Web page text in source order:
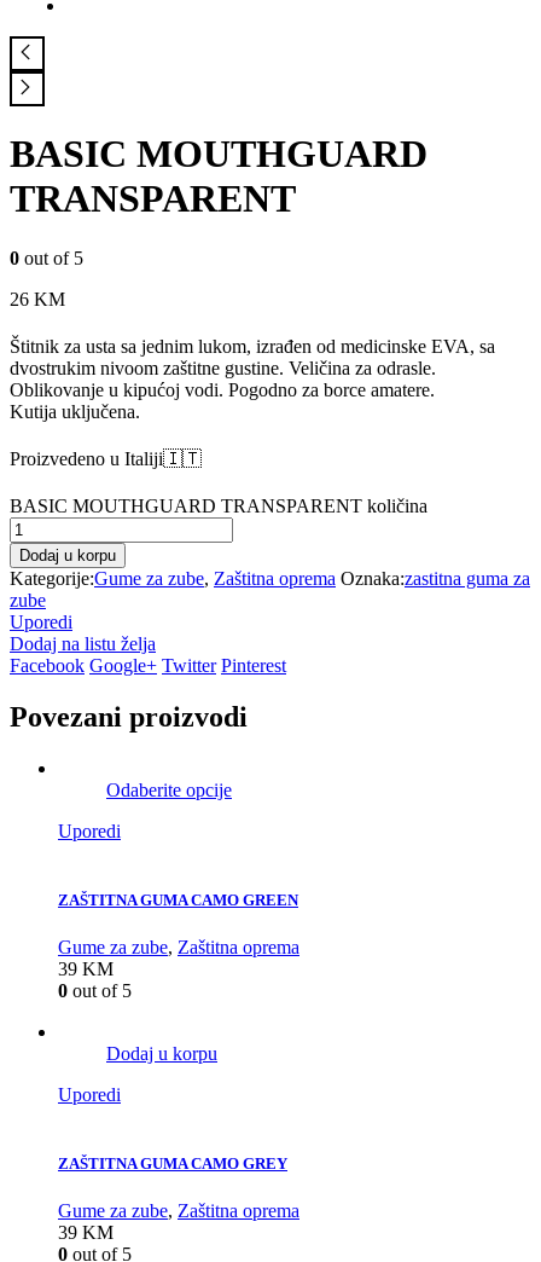
BASIC MOUTHGUARD
TRANSPARENT
0 out of 5
26 KM
Štitnik za usta sa jednim lukom, izrađen od medicinske EVA, sa
dvostrukim nivoom zaštitne gustine. Veličina za odrasle.
Oblikovanje u kipućoj vodi. Pogodno za borce amatere.
Kutija uključena.
Proizvedeno u Italiji🇮🇹
BASIC MOUTHGUARD TRANSPARENT količina
Dodaj u korpu
Kategorije:Gume za zube, Zaštitna oprema Oznaka:zastitna guma za
zube
Uporedi
Dodaj na listu želja
Facebook Google+ Twitter Pinterest
Povezani proizvodi
Odaberite opcije
Uporedi
ZAŠTITNA GUMA CAMO GREEN
Gume za zube, Zaštitna oprema
39 KM
0 out of 5
Dodaj u korpu
Uporedi
ZAŠTITNA GUMA CAMO GREY
Gume za zube, Zaštitna oprema
39 KM
0 out of 5